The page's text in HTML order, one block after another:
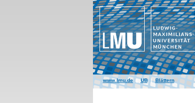
www.lmu.de|UB|Blättern